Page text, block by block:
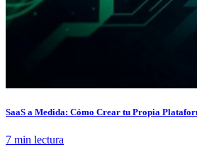
SaaS a Medida: Cómo Crear tu Propia
7 min lectura